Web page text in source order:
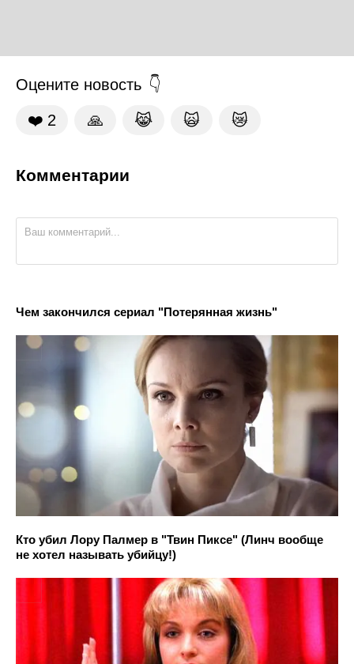
Оцените новость
❤️ 2 🙏 😹 🙀 😿
Комментарии
Чем закончился сериал "Потерянная жизнь"
Кто убил Лору Палмер в "Твин Пиксе" (Линч вообще
не хотел называть убийцу!)